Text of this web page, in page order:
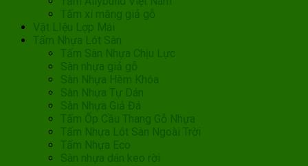
Tấm xi măng giả gỗ
Vật LIệu Lợp Mái
Tấm Nhựa Lót Sàn
Tấm Sàn Nhựa Chịu Lực
Sàn nhựa giả gỗ
Sàn Nhựa Hèm Khóa
Sàn Nhựa Tự Dán
Sàn Nhựa Giả Đá
Tấm Ốp Cầu Thang Gỗ Nhựa
Tấm Nhựa Lót Sàn Ngoài Trời
Tấm Nhựa Eco
Sàn nhựa dán keo rời